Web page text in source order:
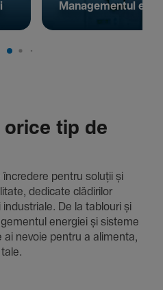
Managementul
tip de
pentru soluții și
dedi­cate clădi­rilor
De la tablouri și
energiei și sisteme
nevoie pentru a alimenta,